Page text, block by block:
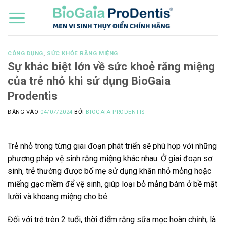
qua
CÔNG DỤNG, SỨC KHỎE RĂNG MIỆNG
Sự khác biệt lớn về sức khoẻ răng miệng
của trẻ nhỏ khi sử dụng BioGaia
Prodentis
ĐĂNG VÀO 04/07/2024 BỞI BIOGAIA PRODENTIS
Trẻ nhỏ trong từng giai đoạn phát triển sẽ phù hợp với những
phương pháp vệ sinh răng miệng khác nhau. Ở giai đoạn sơ
sinh, trẻ thường được bố mẹ sử dụng khăn nhỏ mỏng hoặc
miếng gạc mềm để vệ sinh, giúp loại bỏ mảng bám ở bề mặt
lưỡi và khoang miệng cho bé.
Đối với trẻ trên 2 tuổi, thời điểm răng sữa mọc hoàn chỉnh, là